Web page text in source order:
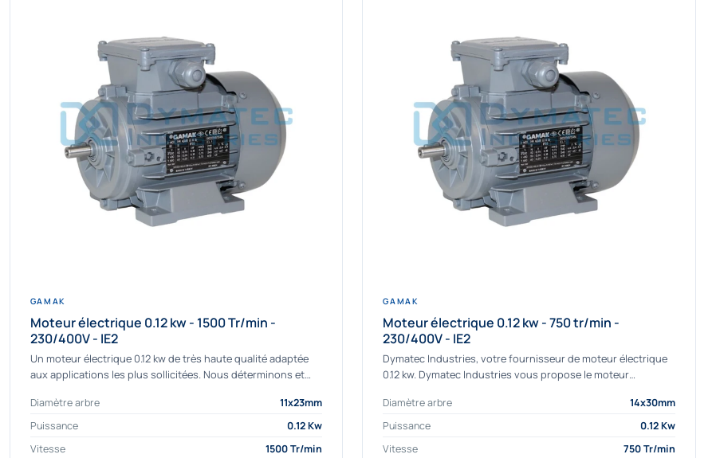
GAMAK
Moteur électrique 0.12 kw - 1500 Tr/min -
230/400V - IE2
Un moteur électrique 0.12 kw de très haute qualité adaptée
aux applications les plus sollicitées. Nous déterminons et
Diamètre arbre
11x23mm
Puissance
0.12 Kw
Vitesse
1500 Tr/min
GAMAK
Moteur électrique 0.12 kw - 750 tr/min -
230/400V - IE2
Dymatec Industries, votre fournisseur de moteur électrique
0.12 kw. Dymatec Industries vous propose le moteur
Diamètre arbre
14x30mm
Puissance
0.12 Kw
Vitesse
750 Tr/min